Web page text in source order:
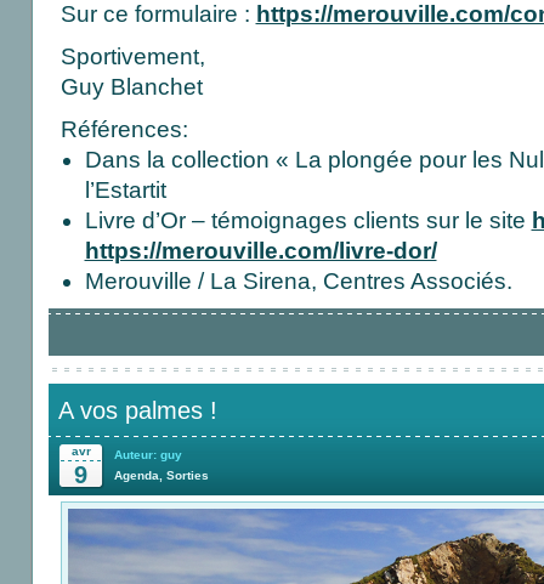
Sur ce formulaire : https://merouville.com/
Sportivement,
Guy Blanchet
Références:
Dans la collection « La plongée pour les
l’Estartit
Livre d’Or – témoignages clients sur le site
https://merouville.com/livre-dor/
Merouville / La Sirena, Centres Associés.
A vos palmes !
avr
9
Auteur: guy
Agenda, Sorties